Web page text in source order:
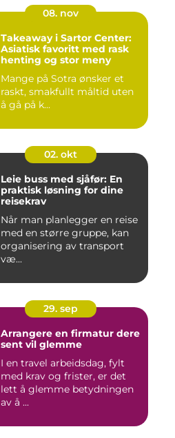
08. nov
Takeaway i Sartor Center:
Asiatisk favoritt med rask
henting og stor meny
Mange på Sotra ønsker et
raskt, smakfullt måltid uten
å gå på k...
02. okt
Leie buss med sjåfør: En
praktisk løsning for dine
reisekrav
Når man planlegger en reise
med en større gruppe, kan
organisering av transport
væ...
29. sep
Arrangere en firmatur dere
sent vil glemme
I en travel arbeidsdag, fylt
med krav og frister, er det
lett å glemme betydningen
av å ...